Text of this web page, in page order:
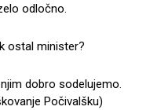
odločno.
ostal minister?
dobro sodelujemo.
Počivalšku)